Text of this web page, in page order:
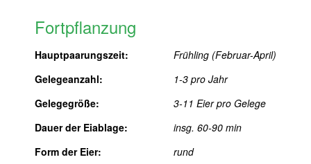
Fortpflanzung
Hauptpaarungszeit:
Frühling (Februar-April)
Gelegeanzahl:
1-3 pro Jahr
Gelegegröße:
3-11 Eier pro Gelege
Dauer der Eiablage:
insg. 60-90 min
Form der Eier:
rund